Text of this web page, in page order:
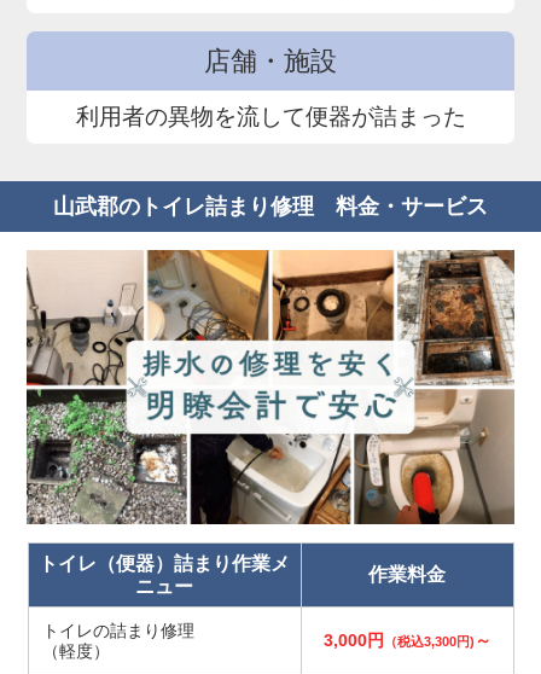
店舗・施設
利用者の異物を流して便器が詰まった
山武郡のトイレ詰まり修理 料金・サービス
トイレ（便器）詰まり作業メ
ニュー
作業料金
トイレの詰まり修理
（軽度）
3,000円 （税込3,300円) ～